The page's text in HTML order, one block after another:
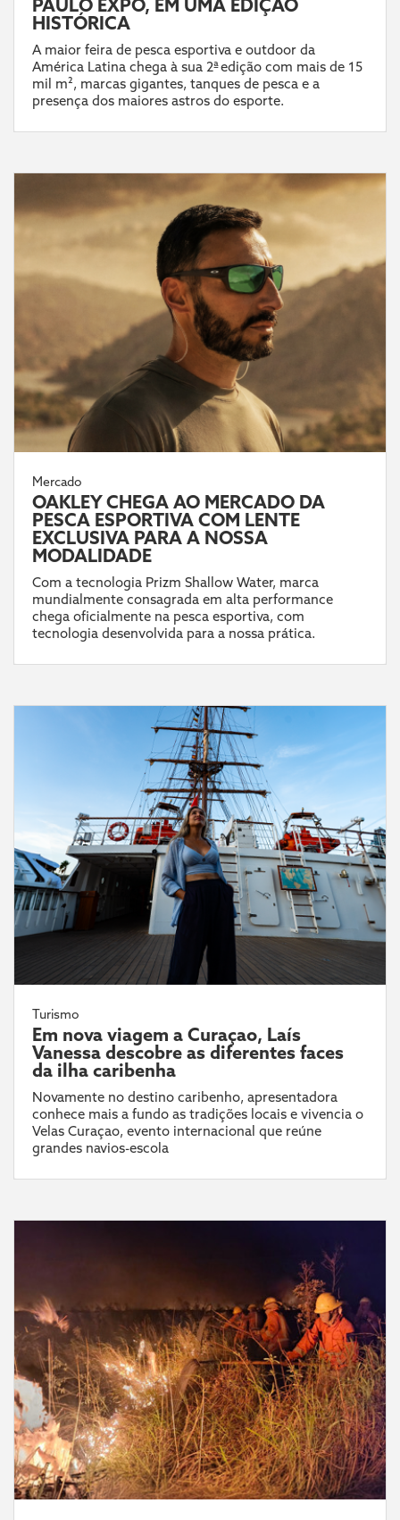
PAULO EXPO, EM UMA EDIÇÃO
HISTÓRICA
A maior feira de pesca esportiva e outdoor da
América Latina chega à sua 2ª edição com mais de 15
mil m², marcas gigantes, tanques de pesca e a
presença dos maiores astros do esporte.
Mercado
OAKLEY CHEGA AO MERCADO DA
PESCA ESPORTIVA COM LENTE
EXCLUSIVA PARA A NOSSA
MODALIDADE
Com a tecnologia Prizm Shallow Water, marca
mundialmente consagrada em alta performance
chega oficialmente na pesca esportiva, com
tecnologia desenvolvida para a nossa prática.
Turismo
Em nova viagem a Curaçao, Laís
Vanessa descobre as diferentes faces
da ilha caribenha
Novamente no destino caribenho, apresentadora
conhece mais a fundo as tradições locais e vivencia o
Velas Curaçao, evento internacional que reúne
grandes navios-escola